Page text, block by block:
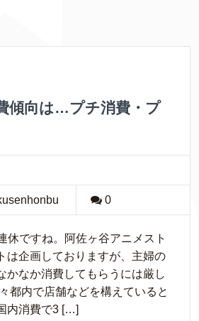
傾向は…プチ消費・プ
0
休ですね。阿佐ヶ谷アニメスト
は企画しておりますが、主婦の
かなか消費してもらうには厳し
都内で店舗などを構えていると
内消費で3 […]